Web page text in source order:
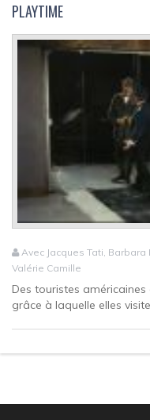
PLAYTIME
Avec Jacques Tati, Barbara
Valérie Camille
Des touristes
grâce à laquelle elles